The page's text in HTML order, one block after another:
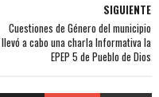
SIGUIENTE
Cuestiones de Género del municipio
llevó a cabo una charla Informativa la
EPEP 5 de Pueblo de Dios